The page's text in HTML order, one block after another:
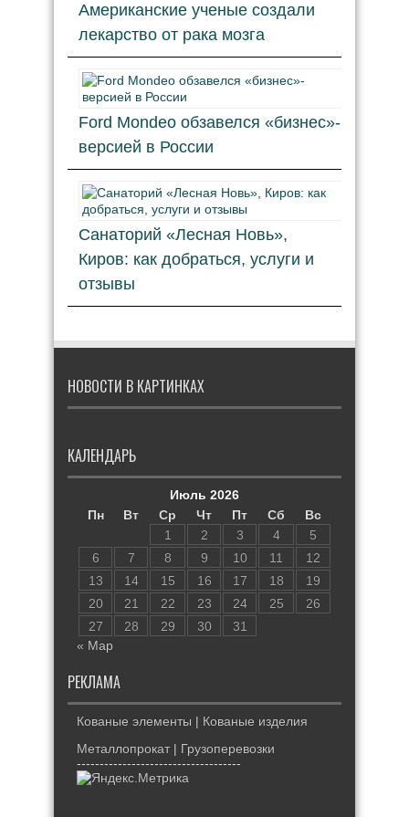
Американские ученые создали
лекарство от рака мозга
Ford Mondeo обзавелся «бизнес»-
версией в России
Санаторий «Лесная Новь»,
Киров: как добраться, услуги и
отзывы
НОВОСТИ В КАРТИНКАХ
КАЛЕНДАРЬ
Июль 2026
Пн
Вт Ср Чт Пт Сб
Вс
1
2 3 4
5
6
7 8 9 10 11
12
13
14 15 16 17 18
19
20
21 22 23 24 25
26
27
28 29 30
31
« Мар
РЕКЛАМА
Кованые элементы | Кованые изделия
Металлопрокат | Грузоперевозки
------------------------------------